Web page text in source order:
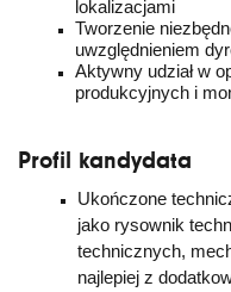
lokalizacjami
Tworzenie
uwzględnieniem
Aktywny udział w
produkcyjnych i
Profil kandydata
Ukończone
jako rysownik
technicznych,
najlepiej z